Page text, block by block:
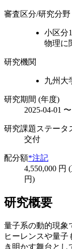
審査区分/研究分野
小区分
物理に
研究機関
九州大
研究期間 (年度)
2025-04-01
研究課題ステータ
交付
配分額*注記
4,550,000 円
円)
研究概要
量子系の動的現象
ヒーレンスや量
き明かす舞台とし